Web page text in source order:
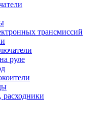
трансмиссий
руле